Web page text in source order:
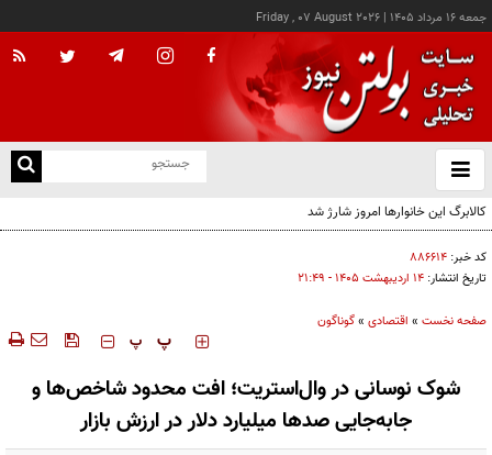
جمعه ۱۶ مرداد ۱۴۰۵ |
Friday , 07 August 2026
باز
و
کد خبر: ۸۸۶۶۱۴
تاریخ انتشار: ۱۴ ارديبهشت ۱۴۰۵ - ۲۱:۴۹
صفحه نخست » اقتصادی »گوناگون
‍‍‍ پ پ
شوک نوسانی در وال‌استریت؛ افت محدود شاخص‌ها و
جابه‌جایی صدها میلیارد دلار در ارزش بازار